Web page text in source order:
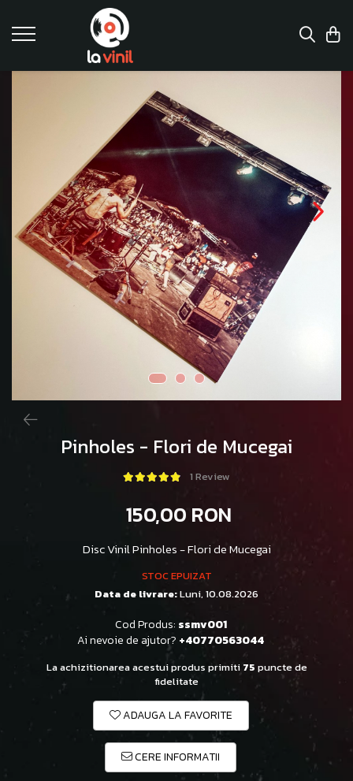
Pinholes - Flori de Mucegai
1 Review
150,00 RON
Disc Vinil Pinholes - Flori de Mucegai
STOC EPUIZAT
Data de livrare:Luni, 10.08.2026
Cod Produs: ssmv001
Ai nevoie de ajutor? +40770563044
La achizitionarea acestui produs primiti 75 puncte de
fidelitate
ADAUGA LA FAVORITE
CERE INFORMATII